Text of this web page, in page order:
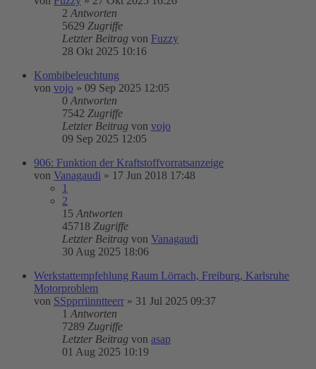
2 Antworten
5629 Zugriffe
Letzter Beitrag von Fuzzy
28 Okt 2025 10:16
Kombibeleuchtung
von vojo » 09 Sep 2025 12:05
0 Antworten
7542 Zugriffe
Letzter Beitrag von vojo
09 Sep 2025 12:05
906: Funktion der Kraftstoffvorratsanzeige
von Vanagaudi » 17 Jun 2018 17:48
1
2
15 Antworten
45718 Zugriffe
Letzter Beitrag von Vanagaudi
30 Aug 2025 18:06
Werkstattempfehlung Raum Lörrach, Freiburg, Karlsruhe
Motorproblem
von SSpprriinntteerr » 31 Jul 2025 09:37
1 Antworten
7289 Zugriffe
Letzter Beitrag von asap
01 Aug 2025 10:19